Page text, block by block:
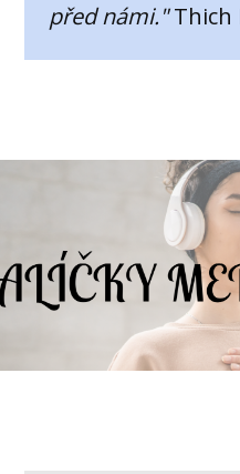
před námi."Thich